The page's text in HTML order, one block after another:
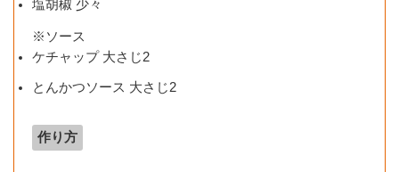
塩胡椒 少々
※ソース
ケチャップ 大さじ2
とんかつソース 大さじ2
作り方